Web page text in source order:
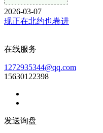
2026-03-07
现正在北约也卷进
在线服务
1272935344@qq.com
15630122398
发送询盘